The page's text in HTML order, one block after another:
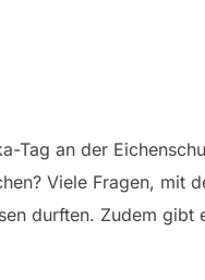
Tag an der
Viele Fragen, mit
durften. Zudem gibt